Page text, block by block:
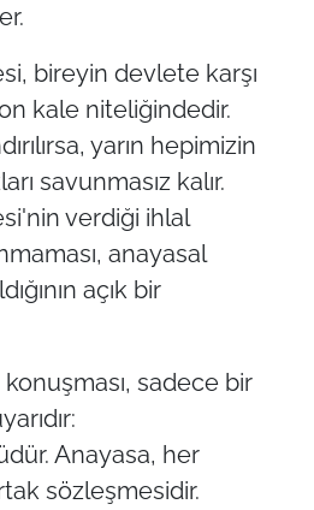
bireyin devlete karşı
kale niteliğindedir.
yarın hepimizin
savunmasız kalır.
verdiği ihlal
anayasal
açık bir
konuşması, sadece bir
Anayasa, her
sözleşmesidir.